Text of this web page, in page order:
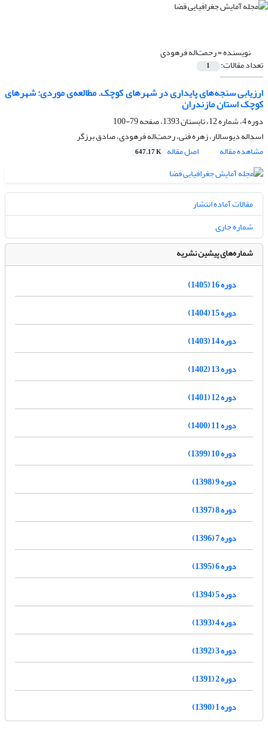
نویسنده =رحمت‌اله فرهودی
تعداد مقالات: 1
ارزیابی سنجه‌های پایداری در شهرهای کوچک. مطالعه‌ی موردی: شهرهای
کوچک استان مازندران
دوره 4، شماره 12، تابستان 1393، صفحه
79-100
اسداله دیوسالار، زهره فنی، رحمت‌اله فرهودی، صادق برزگر
مشاهده مقاله
اصل مقاله 647.17 K
مقالات آماده انتشار
شماره جاری
شماره‌های پیشین نشریه
دوره 16 (1405)
دوره 15 (1404)
دوره 14 (1403)
دوره 13 (1402)
دوره 12 (1401)
دوره 11 (1400)
دوره 10 (1399)
دوره 9 (1398)
دوره 8 (1397)
دوره 7 (1396)
دوره 6 (1395)
دوره 5 (1394)
دوره 4 (1393)
دوره 3 (1392)
دوره 2 (1391)
دوره 1 (1390)